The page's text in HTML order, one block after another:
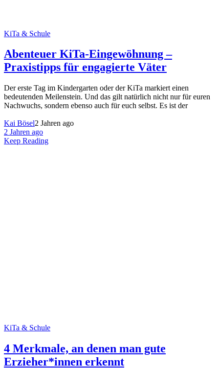
KiTa & Schule
Abenteuer KiTa-Eingewöhnung –
Praxistipps für engagierte Väter
Der erste Tag im Kindergarten oder der KiTa markiert einen
bedeutenden Meilenstein. Und das gilt natürlich nicht nur für euren
Nachwuchs, sondern ebenso auch für euch selbst. Es ist der
Kai Bösel2 Jahren ago
2 Jahren ago
Keep Reading
KiTa & Schule
4 Merkmale, an denen man gute
Erzieher*innen erkennt